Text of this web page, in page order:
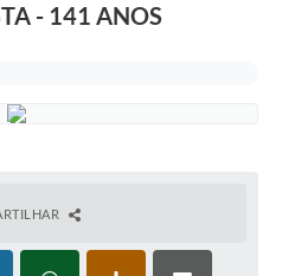
- 141 ANOS